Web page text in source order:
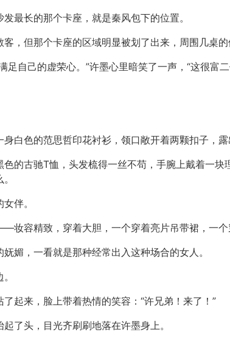
最长的那个卡座，就是秦风包下的位置。
但那个卡座的区域明显被划了出来，周围几桌的
足自己的虚荣心。”许墨心里暗笑了一声，“这很富
白色的范思哲印花衬衫，领口敞开着两颗扣子，露
的古驰T恤，头发梳得一丝不苟，手腕上戴着一
伴。
容精致，穿着大胆，一个穿着亮片吊带裙，一个
媚，一看就是那种经常出入这种场合的女人。
起来，脸上带着热情的笑容：“许兄弟！来了！”
了头，目光齐刷刷地落在许墨身上。